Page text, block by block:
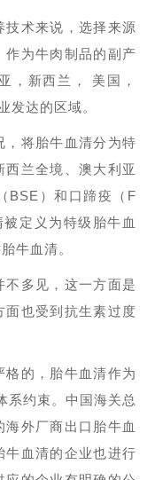
技术来说，选择来源
作为牛肉制品的副产
，新西兰，
美国，
发达的区域。
，将胎牛血清分为特
兰全境、澳大利亚
BSE）和口蹄疫（F
定义为特级胎牛血
牛血清。
不多见，这一方面是
面也受到抗生素过度
的，胎牛血清作为
系约束。中国海关总
外厂商出口胎牛血
牛血清的企业也进行